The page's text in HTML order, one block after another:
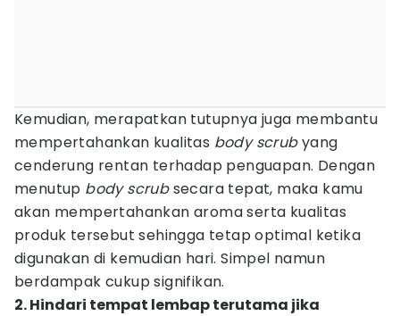
Kemudian, merapatkan tutupnya juga membantu
mempertahankan kualitas body scrubyang
cenderung rentan terhadap penguapan. Dengan
menutup body scrubsecara tepat, maka kamu
akan mempertahankan aroma serta kualitas
produk tersebut sehingga tetap optimal ketika
digunakan di kemudian hari. Simpel namun
berdampak cukup signifikan.
2. Hindari tempat lembap terutama jika